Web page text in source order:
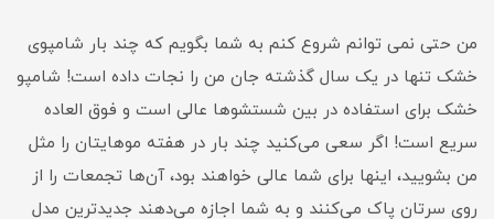
من حتی نمی توانم شروع کنم به شما بگویم که چند بار شامپوی
خشک تنها در یک سال گذشته جان من را نجات داده است! شامپو
خشک برای استفاده در بین شستشوها عالی است و فوق العاده
سریع است! اگر سعی می‌کنید چند بار در هفته موهایتان را مثل
من بشویید، اینها برای شما عالی خواهند بود، آن‌ها تجمعات را از
روی سرتان پاک می‌کنند و به شما اجازه می‌دهند جدیدترین مدل